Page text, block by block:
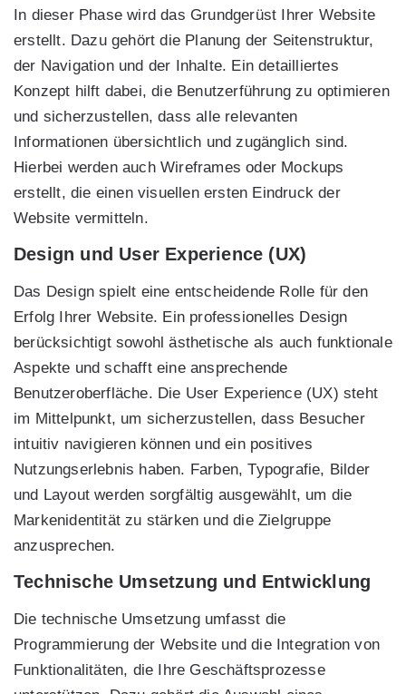
In dieser Phase wird das Grundgerüst Ihrer Website
erstellt. Dazu gehört die Planung der Seitenstruktur,
der Navigation und der Inhalte. Ein detailliertes
Konzept hilft dabei, die Benutzerführung zu optimieren
und sicherzustellen, dass alle relevanten
Informationen übersichtlich und zugänglich sind.
Hierbei werden auch Wireframes oder Mockups
erstellt, die einen visuellen ersten Eindruck der
Website vermitteln.
Design und User Experience (UX)
Das Design spielt eine entscheidende Rolle für den
Erfolg Ihrer Website. Ein professionelles Design
berücksichtigt sowohl ästhetische als auch funktionale
Aspekte und schafft eine ansprechende
Benutzeroberfläche. Die User Experience (UX) steht
im Mittelpunkt, um sicherzustellen, dass Besucher
intuitiv navigieren können und ein positives
Nutzungserlebnis haben. Farben, Typografie, Bilder
und Layout werden sorgfältig ausgewählt, um die
Markenidentität zu stärken und die Zielgruppe
anzusprechen.
Technische Umsetzung und Entwicklung
Die technische Umsetzung umfasst die
Programmierung der Website und die Integration von
Funktionalitäten, die Ihre Geschäftsprozesse